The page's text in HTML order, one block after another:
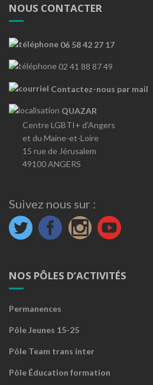
NOUS CONTACTER
06 58 42 27 17
02 41 88 87 49
Contactez-nous par mail
QUAZAR
Centre LGBTI+ d’Angers
et du Maine-et-Loire
15 rue de Jérusalem
49100 ANGERS
Suivez nous sur :
NOS PÔLES D’ACTIVITÉS
Permanences
Pôle Jeunes 15-25
Pôle Team trans inter
Pôle Éducation formation